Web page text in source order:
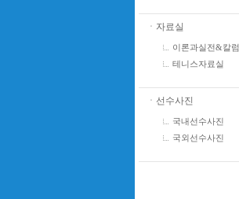
ㆍ자료실
이론과실전&칼럼
테니스자료실
ㆍ선수사진
국내선수사진
국외선수사진